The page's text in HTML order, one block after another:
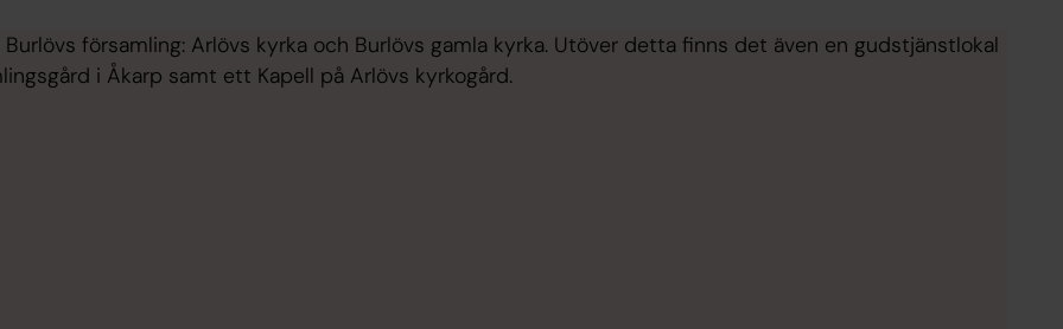
församling: Arlövs kyrka och Burlövs gamla kyrka. Utöver detta finns det även en gudstjänstlokal
i Åkarp samt ett Kapell på Arlövs kyrkogård.